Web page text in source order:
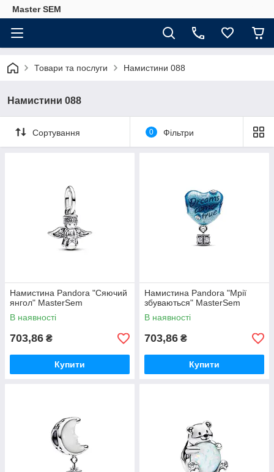
Master SEM
Товари та послуги Намистини 088
Намистини 088
Сортування 0 Фільтри
Намистина Pandora "Сяючий
янгол" MasterSem
В наявності
703,86 ₴
Купити
Намистина Pandora "Мрії
збуваються" MasterSem
В наявності
703,86 ₴
Купити